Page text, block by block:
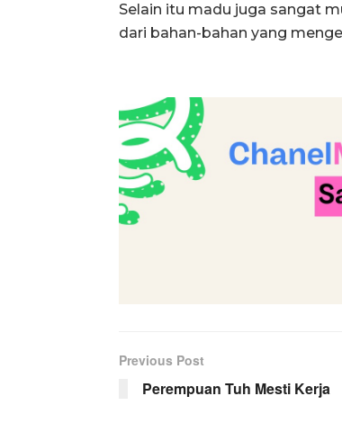
Selain itu madu juga sangat
dari bahan-bahan yang
Previous Post
Perempuan Tuh Mesti Kerja